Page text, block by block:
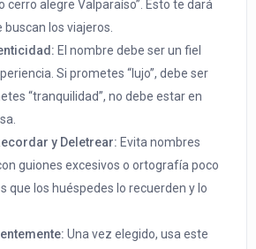
cerro alegre Valparaíso”. Esto te dará
buscan los viajeros.
El nombre debe ser un fiel
Si prometes “lujo”, debe ser
“tranquilidad”, no debe estar en
y Deletrear: Evita nombres
guiones excesivos o ortografía poco
que los huéspedes lo recuerden y lo
Una vez elegido, usa este